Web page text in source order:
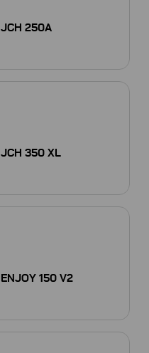
JCH 250A
JCH 350 XL
ENJOY 150 V2